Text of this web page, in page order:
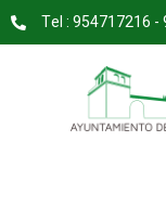
Tel : 954717216 -